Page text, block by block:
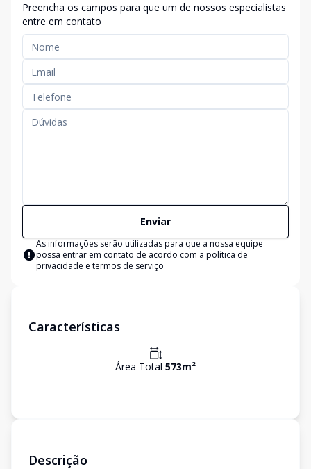
Preencha os campos para que um de nossos especialistas
entre em contato
Enviar
As informações serão utilizadas para que a nossa equipe
possa entrar em contato de acordo com a política de
privacidade e termos de serviço
Características
Área Total 573m²
Descrição